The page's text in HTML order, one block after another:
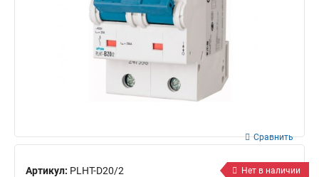
Артикул: PLHT-D20/2
Сравнить
Нет в наличии